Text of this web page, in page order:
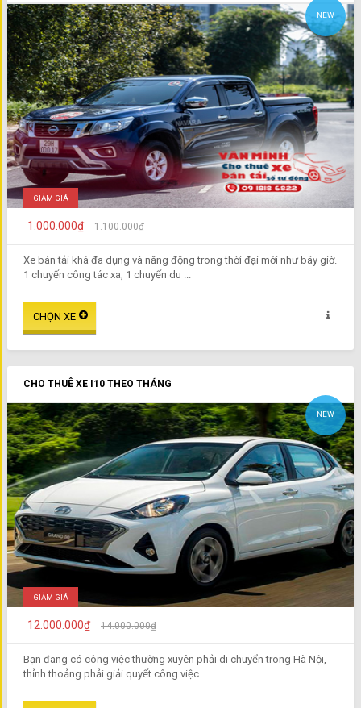
NEW
GIẢM GIÁ
1.000.000₫ 1.100.000₫
Xe bán tải khá đa dụng và năng động trong thời đại mới như bây giờ.
1 chuyến công tác xa, 1 chuyến du ...
CHO THUÊ XE I10 THEO THÁNG
NEW
GIẢM GIÁ
12.000.000₫ 14.000.000₫
Bạn đang có công việc thường xuyên phải di chuyển trong Hà Nội,
thỉnh thoảng phải giải quyết công việc...